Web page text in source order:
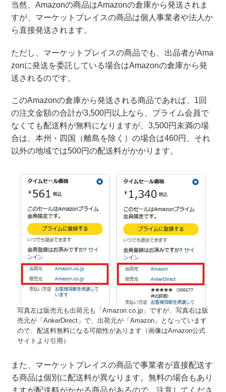
当然、Amazonの商品はAmazonの倉庫から発送されま
すが、マーケットプレイスの商品は個人事業者や法人か
ら直接発送されます。
ただし、マーケットプレイスの商品でも、出品者がAma
zonに発送を委託している場合はAmazonの倉庫から発
送されるのです。
このAmazonの倉庫から発送される商品であれば、1回
の注文金額の合計が3,500円以上なら、プライム会員で
なくても配送料が無料になりますが、3,500円未満の場
合は、本州・四国（離島を除く）の場合は460円、それ
以外の地域では500円の配送料がかかります。
写真左は販売元も出荷元も「Amazon.co.jp」ですが、写真右は販
売元が「AnkerDirect」で、出荷元が「Amazon」となっています
ので、配送料無料になる可能性があります（画像はAmazon公式
サイトより引用）
また、マーケットプレイスの商品で事業者が直接配送す
る商品は個別に配送料が異なります。無料の場合もあり